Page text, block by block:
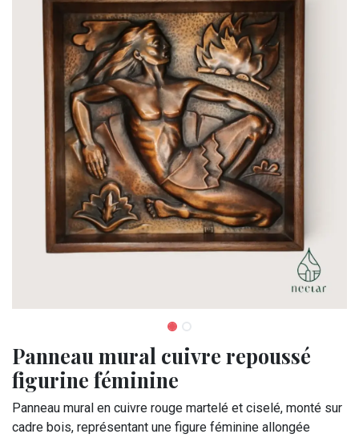
Panneau mural cuivre repoussé
figurine féminine
Panneau mural en cuivre rouge martelé et ciselé, monté sur
cadre bois, représentant une figure féminine allongée